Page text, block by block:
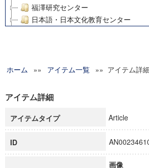
福澤研究センター
日本語・日本文化教育センター
グローバルリサーチインスティテュ
科学研究費補助金研究成果報告書
慶應義塾大学グローバルCOEプロ
慶應義塾大学グローバルCOEプロ
博士課程教育リーディングプログ
学術雑誌掲載論文等(8)
ホーム »» アイテム一覧 »» アイテム詳細
アイテム詳細
アイテムタイプ Article
ID
画像